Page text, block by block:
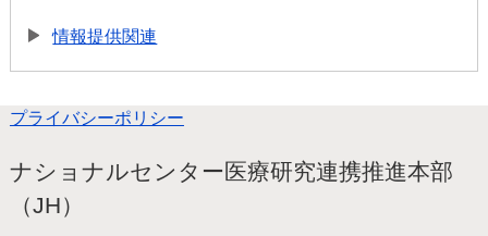
情報提供関連
プライバシーポリシー
ナショナルセンター医療研究連携推進本部
（JH）